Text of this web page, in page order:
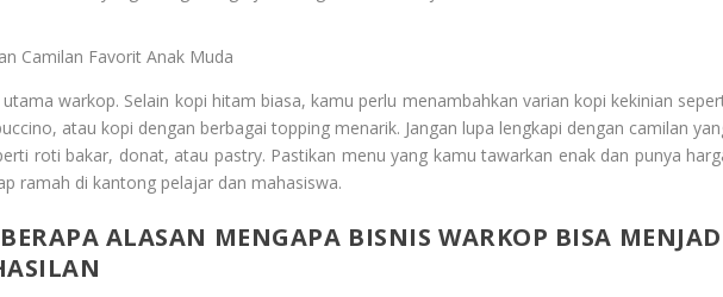
Camilan Favorit Anak Muda
warkop. Selain kopi hitam biasa, kamu perlu menambahkan varian kopi kekinian
atau kopi dengan berbagai topping menarik. Jangan lupa lengkapi dengan camilan
roti bakar, donat, atau pastry. Pastikan menu yang kamu tawarkan enak dan punya
ramah di kantong pelajar dan mahasiswa.
ALASAN MENGAPA BISNIS WARKOP BISA